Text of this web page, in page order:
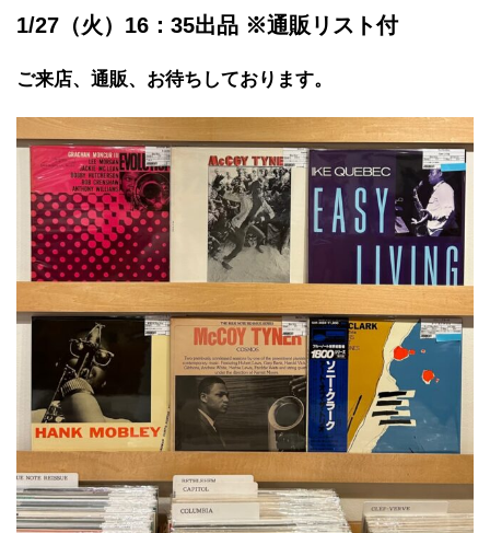
1/27（火）16：35出品 ※通販リスト付
ご来店、通販、お待ちしております。